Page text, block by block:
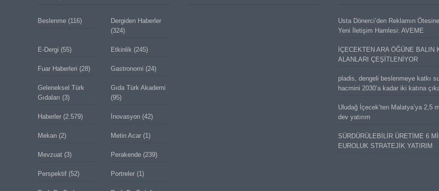
Beslenme(116)
Dergiden Haberler
(324)
E-Dergi (55) Etkinlik (245)
Fuar Haberleri (28) Gastronomi (24)
Geleneksel Türk
Gıdaları (3)
Gıda Türk Akademi
(95)
Haberler(2.579) İnovasyon(42)
Mekan(2) Metin Acar(1)
Mevzuat(3) Perakende(239)
Perspektif(52) Portreler(1)
Usta Dönerci’den Reklamın
Yeni İletişim Hamlesi: AVEME
İÇECEKTEN ARA ÖĞÜNE BALIN
ALANLARI ÇEŞİTLENİYOR
pladis, dengeli beslenmeye katkı
hacmini 2030’a kadar iki katına
Uludağ İçecek’ten Malatya’ya 2,5
dev yatırım
SÜRDÜRÜLEBİLİR ÜRETİME 6
EUROLUK STRATEJİK YATIRIM